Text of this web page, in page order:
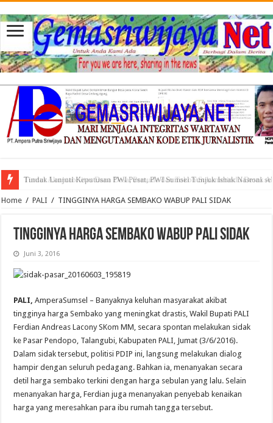
Tuntut Akuntabilitas Dana Desa, Pemuda dan Tokoh Sukamerindu Desak
Home / PALI / TINGGINYA HARGA SEMBAKO WABUP PALI SIDAK
TINGGINYA HARGA SEMBAKO WABUP PALI SIDAK
Juni 3, 2016
PALI, AmperaSumsel – Banyaknya keluhan‎ masyarakat akibat
tingginya harga Sembako yang meningkat drastis, Wakil Bupati PALI
Ferdian Andreas Lacony SKom MM, secara spontan melakukan sidak
ke Pasar Pendopo, Talangubi, Kabupaten PALI, Jumat (3/6/2016).
Dalam sidak tersebut, politisi PDIP ini, langsung melakukan dialog
hampir dengan seluruh pedagang. Bahkan ia, menanyakan secara
detil harga sembako terkini dengan harga sebulan yang lalu. Selain
menanyakan harga, Ferdian juga menanyakan penyebab kenaikan
harga yang meresahkan para ibu rumah tangga tersebut.